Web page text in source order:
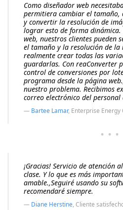
Como diseñador web
permitiera cambiar el tamaño,
y convertir la resolución de
lograr esto de forma dinámica.
web, nuestros clientes pueden
el tamaño y la resolución de la
realmente crear todas las
guardarlas. Con reaConverter
control de conversiones por
programa desde la página
nuestro problema. Recibimos
correo electrónico del personal
Bartee Lamar, Enterprise Energy
···
¡Gracias! Servicio de atención
clase. Y lo que es más
amable.,Seguiré usando su
recomendaré siempre.
Diane Herstine , Cliente